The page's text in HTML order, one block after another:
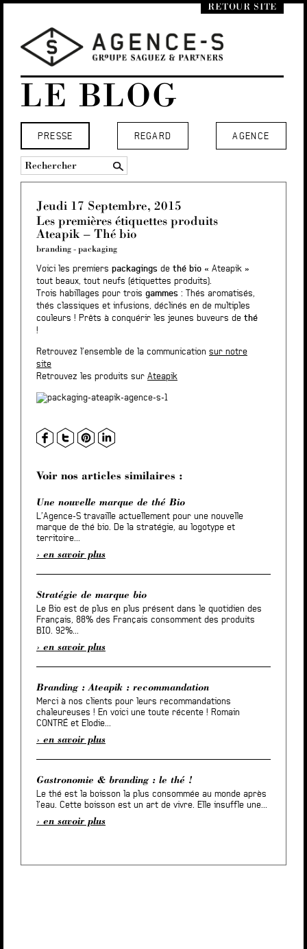
RETOUR SITE
LE BLOG
AGENCE
PRESSE REGARD
Jeudi 17 Septembre, 2015
Les premières étiquettes produits
Ateapik – Thé bio
branding - packaging
Voici les premiers packagings de thé bio « Ateapik »
tout beaux, tout neufs (étiquettes produits).
Trois habillages pour trois gammes : Thés aromatisés,
thés classiques et infusions, déclinés en de multiples
couleurs ! Prêts à conquérir les jeunes buveurs de thé
!
Retrouvez l’ensemble de la communication sur notre
site
Retrouvez les produits sur Ateapik
Voir nos articles similaires :
Une nouvelle marque de thé Bio
L’Agence-S travaille actuellement pour une nouvelle
marque de thé bio. De la stratégie, au logotype et
territoire...
en savoir plus
Stratégie de marque bio
Le Bio est de plus en plus présent dans le quotidien des
Français, 88% des Français consomment des produits
BIO. 92%...
en savoir plus
Branding : Ateapik : recommandation
Merci à nos clients pour leurs recommandations
chaleureuses ! En voici une toute récente ! Romain
CONTRÉ et Elodie...
en savoir plus
Gastronomie & branding : le thé !
Le thé est la boisson la plus consommée au monde après
l’eau. Cette boisson est un art de vivre. Elle insuffle une...
en savoir plus